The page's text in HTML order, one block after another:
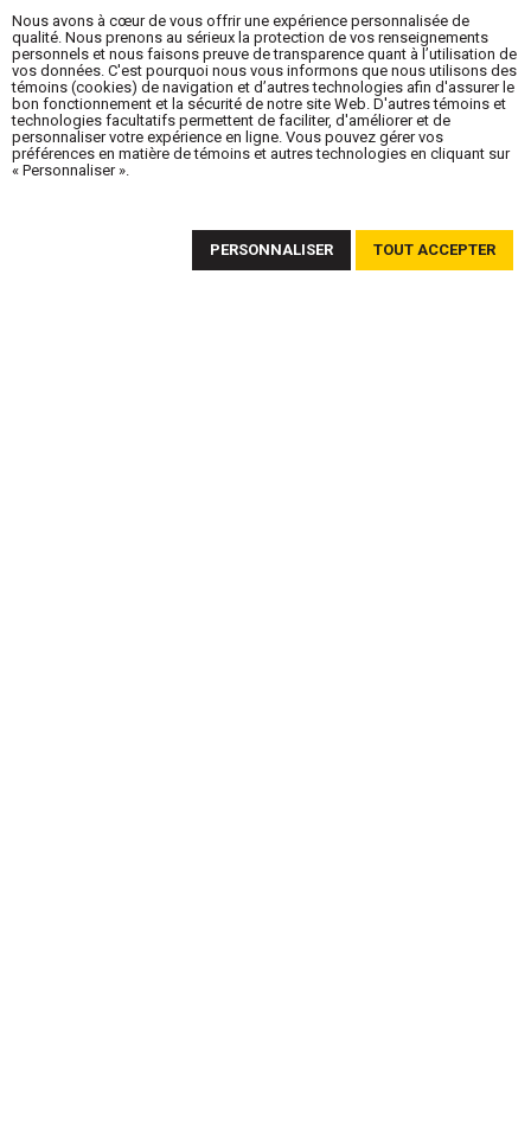
Nous avons à cœur de vous offrir une expérience personnalisée de
qualité. Nous prenons au sérieux la protection de vos renseignements
personnels et nous faisons preuve de transparence quant à l’utilisation de
vos données. C'est pourquoi nous vous informons que nous utilisons des
témoins (cookies) de navigation et d’autres technologies afin d'assurer le
bon fonctionnement et la sécurité de notre site Web. D'autres témoins et
technologies facultatifs permettent de faciliter, d'améliorer et de
personnaliser votre expérience en ligne. Vous pouvez gérer vos
préférences en matière de témoins et autres technologies en cliquant sur
« Personnaliser ».